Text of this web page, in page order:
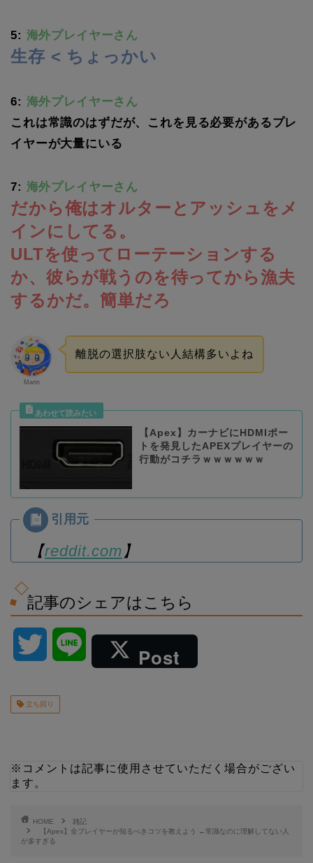
5: 海外プレイヤーさん
生存 < ちょっかい
6: 海外プレイヤーさん
これは常識のはずだが、これを見る必要があるプレ
イヤーが大量にいる
7: 海外プレイヤーさん
だから俺はオルターとアッシュをメ
インにしてる。
ULTを使ってローテーションする
か、彼らが戦うのを待ってから漁夫
するかだ。簡単だろ
Marin
離脱の選択肢ない人結構多いよね
【Apex】カーナビにHDMIポー
トを発見したAPEXプレイヤーの
行動がコチラｗｗｗｗｗｗ
【reddit.com 】
記事のシェアはこちら
i
r
Post
立ち回り
※コメントは記事に使用させていただく場合がござい
ます。
HOME
雑記
【Apex】全プレイヤーが知るべきコツを教えよう ←常識なのに理解してない人
が多すぎる